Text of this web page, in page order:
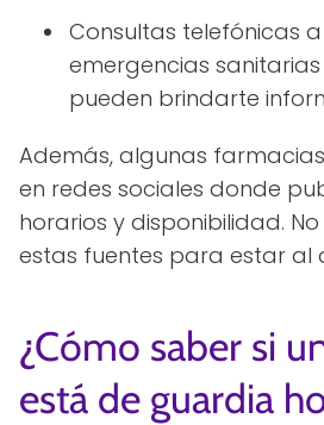
Consultas telefónicas
emergencias
pueden brindarte
Además, algunas
en redes sociales donde
horarios y disponibilidad.
estas fuentes para estar al
¿Cómo saber si
está de guardia